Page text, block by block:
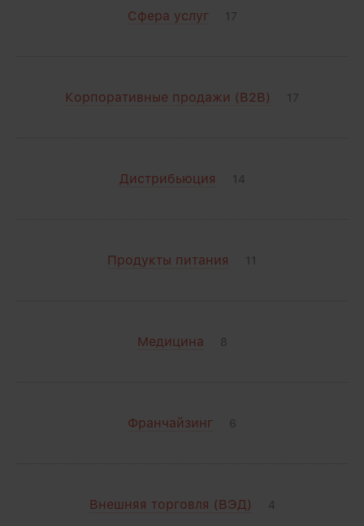
Сфера услуг 17
Корпоративные продажи (B2B) 17
Дистрибьюция 14
Продукты питания 11
Медицина 8
Франчайзинг 6
Внешняя торговля (ВЭД) 4